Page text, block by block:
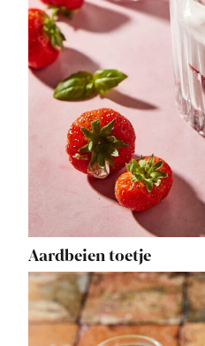
Aardbeien toetje